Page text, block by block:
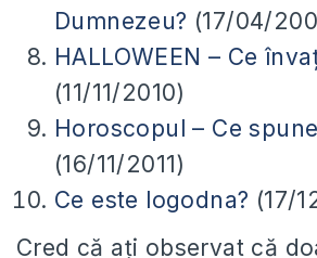
Dumnezeu? (17/04/
HALLOWEEN – Ce
(11/11/2010)
Horoscopul – Ce
(16/11/2011)
Ce este logodna? (17/
Cred că aţi observat că